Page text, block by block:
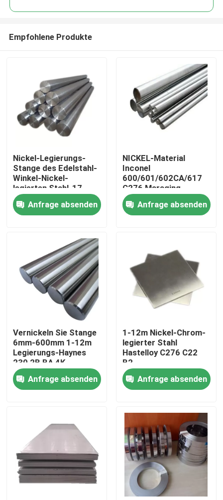
Haus
Über uns
Fabrik-Ausflug
Qualitätskontrolle
Treten Sie mit uns in Verbindung
Material Inconel 625
Incoloy 800-Material
Empfohlene Produkte
Nickel-Legierungs-
Stange des Edelstahl-
Winkel-Nickel-
legierten Stahl-17-
4PH
Anfrage absenden
NICKEL-Material
Inconel
600/601/602CA/617
C276 Maraging
Stahllegierter Stahl-
StangeAnfrage absenden
Vernickeln Sie Stange
6mm-600mm 1-12m
Legierungs-Haynes
230 2B BA 4K
Anfrage absenden
1-12m Nickel-Chrom-
legierter Stahl
Hastelloy C276 C22
B2
Anfrage absenden